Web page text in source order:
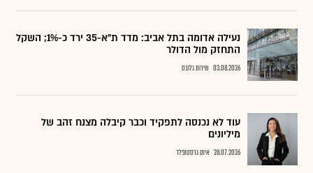
נעילה אדומה בתל אביב: מדד ת"א-35 ירד כ-1%; השקל
התחזק מול הדולר
03.08.2026 שירות גלובס
עוד לא נכנסה לתפקיד וכבר קיבלה מצנח זהב של
מיליונים
28.07.2026 איתן גרסטנפלד